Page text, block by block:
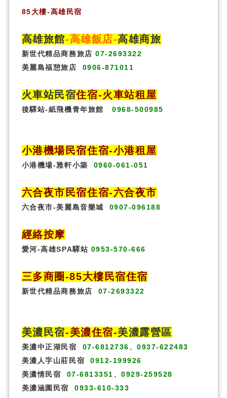
85大樓-高雄民宿
高雄旅館-高雄飯店-高雄商旅
新世代精品商務旅店 07-2693322
美麗島福憩旅店
0906-871011
火車站民宿住宿-火車站租屋
後驛站-紙飛機青年旅館 0968-500985
小港機場民宿住宿-小港租屋
小港機場-雅軒小築 0960-061-051
六合夜市民宿住宿-六合夜市
六合夜市-美麗島音樂城 0907-096188
經絡按摩
愛河-高雄SPA驛站 0953-570-666
三多商圈 -85大樓民宿住宿
新世代精品商務旅店 07-2693322
美濃民宿-美濃住宿-美濃露營區
美濃中正湖民宿
07-6812736、0937-622483
美濃人字山莊民宿
0912-199926
美濃情民宿
07-6813351、0929-259528
美濃涵園民宿
0933-610-333